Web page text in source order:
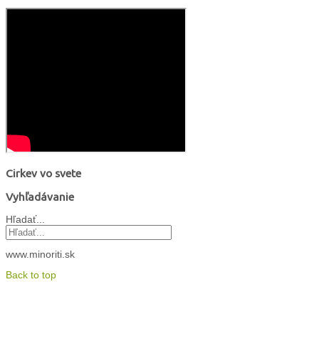
Cirkev vo svete
Vyhľadávanie
Hľadať...
www.minoriti.sk
Back to top